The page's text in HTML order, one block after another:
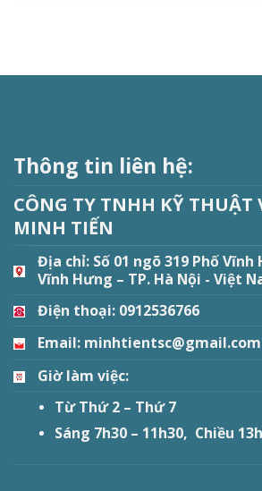
Thông tin liên hệ:
CÔNG TY TNHH KỸ THUẬT
MINH TIẾN
Địa chỉ: Số 01 ngõ 319 Phố
Vĩnh Hưng – TP. Hà Nội - Việt
Điện thoại: 0912536766
Email: minhtientsc@gmail.com
Giờ làm việc:
Từ Thứ 2 – Thứ 7
Sáng 7h30 – 11h30, Chiều